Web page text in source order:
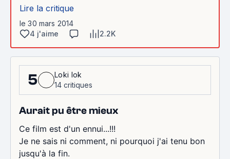
Lire la critique
le 30 mars 2014
4 j'aime
2.2K
5
Loki lok
14 critiques
Aurait pu être mieux
Ce film est d'un ennui...!!!
Je ne sais ni comment, ni pourquoi j'ai tenu bon
jusqu'à la fin.